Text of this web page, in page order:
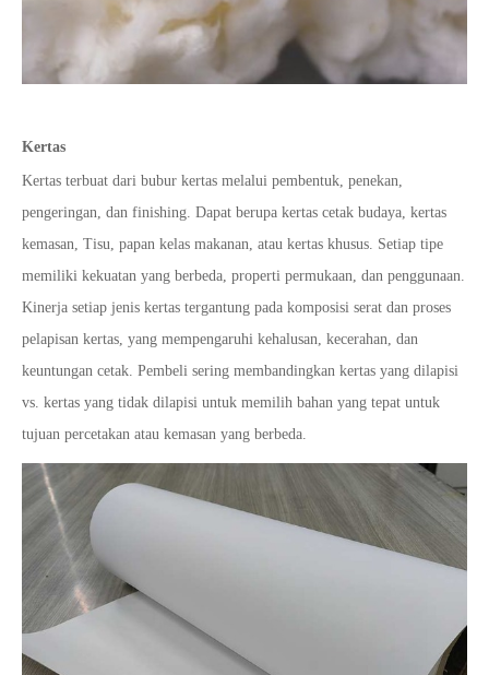
Kertas
Kertas terbuat dari bubur kertas melalui pembentuk, penekan,
pengeringan, dan finishing. Dapat berupa kertas cetak budaya, kertas
kemasan, Tisu, papan kelas makanan, atau kertas khusus. Setiap tipe
memiliki kekuatan yang berbeda, properti permukaan, dan penggunaan.
Kinerja setiap jenis kertas tergantung pada komposisi serat dan proses
pelapisan kertas, yang mempengaruhi kehalusan, kecerahan, dan
keuntungan cetak. Pembeli sering membandingkan kertas yang dilapisi
vs. kertas yang tidak dilapisi untuk memilih bahan yang tepat untuk
tujuan percetakan atau kemasan yang berbeda.